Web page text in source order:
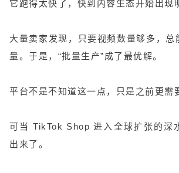
它跑得太快了，快到内容生态开始出现
大量卖家发现，只要视频数量够多，总
量。于是，“批量生产”成了最优解。
平台不是不知道这一点，只是之前更需
可当 TikTok Shop 进入全球扩张的深
出来了。